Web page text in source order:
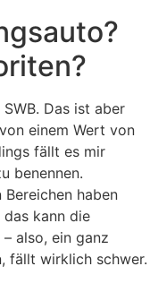
Das ist aber
einem Wert von
fällt es mir
benennen.
haben
das kann die
also, ein ganz
fällt wirklich schwer.